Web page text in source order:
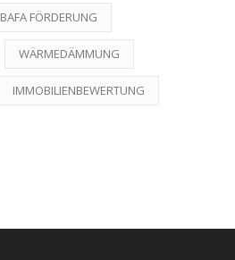
BAFA FÖRDERUNG
WÄRMEDÄMMUNG
IMMOBILIENBEWERTUNG